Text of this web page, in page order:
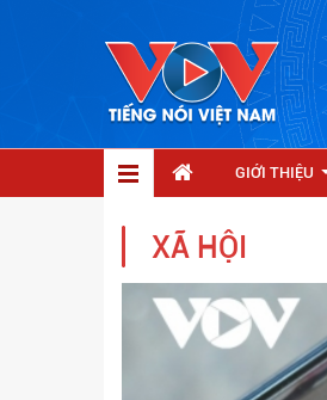
GIỚI THIỆU
XÃ HỘI